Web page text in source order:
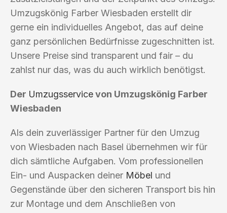
Umzugskönig Farber Wiesbaden erstellt dir
gerne ein individuelles Angebot, das auf deine
ganz persönlichen Bedürfnisse zugeschnitten ist.
Unsere Preise sind transparent und fair – du
zahlst nur das, was du auch wirklich benötigst.
Der Umzugsservicevon Umzugskönig Farber
Wiesbaden
Als dein zuverlässiger Partner für den Umzug
von Wiesbaden nach Basel übernehmen wir für
dich sämtliche Aufgaben. Vom professionellen
Ein- und Auspacken deiner Möbel und
Gegenstände über den sicheren Transport bis hin
zur Montage und dem Anschließen von